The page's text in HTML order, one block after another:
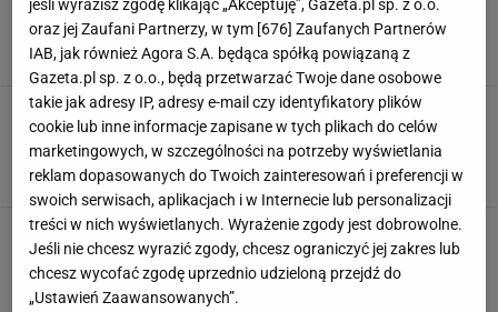
może zdradzić o tobie więcej, niż
przypuszczasz
CECHY CHARAKTERU CECHY OSOBOWOŚCI PSYCHOTEST
Spójrz na kanapki i wybierz jedną. Odpowiedź
może ujawnić cechę, której u siebie nie
dostrzegasz
CECHY CHARAKTERU CECHY OSOBOWOŚCI PSYCHOTEST
Którą pizzę wybierasz? Odpowiedź zdradza
cechę, której zazdrości ci wiele osób
CECHY CHARAKTERU CECHY OSOBOWOŚCI PSYCHOTEST
jeśli wyrazisz zgodę klikając „Akceptuję”, Gazeta.pl sp. z o.o.
oraz jej Zaufani Partnerzy, w tym [ 676 ] Zaufanych Partnerów
IAB, jak również Agora S.A. będąca spółką powiązaną z
Gazeta.pl sp. z o.o., będą przetwarzać Twoje dane osobowe
takie jak adresy IP, adresy e-mail czy identyfikatory plików
cookie lub inne informacje zapisane w tych plikach do celów
marketingowych, w szczególności na potrzeby wyświetlania
reklam dopasowanych do Twoich zainteresowań i preferencji w
swoich serwisach, aplikacjach i w Internecie lub personalizacji
treści w nich wyświetlanych. Wyrażenie zgody jest dobrowolne.
Jeśli nie chcesz wyrazić zgody, chcesz ograniczyć jej zakres lub
chcesz wycofać zgodę uprzednio udzieloną przejdź do
„Ustawień Zaawansowanych”.